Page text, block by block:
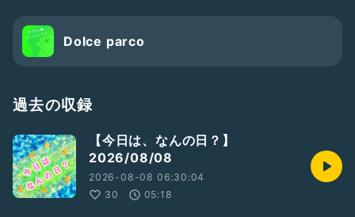
人や事もの
実は 知らない日がいっぱい🤭
Dolce parco
過去の収録
【今日は、なんの日？】
2026/08/08
2026-08-08 06:30:04
30
05:18